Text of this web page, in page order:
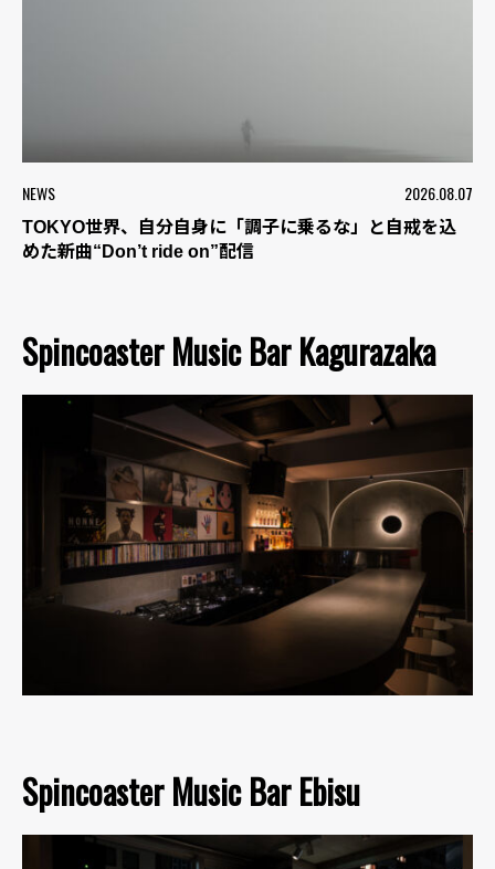
NEWS 2026.08.07
TOKYO世界、自分自身に「調子に乗るな」と自戒を込
めた新曲“Don’t ride on”配信
Spincoaster Music Bar Kagurazaka
Spincoaster Music Bar Ebisu